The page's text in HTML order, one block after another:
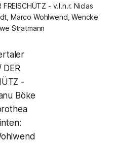
- v.l.n.r. Niclas
Marco Wohlwend, Wencke
Stratmann